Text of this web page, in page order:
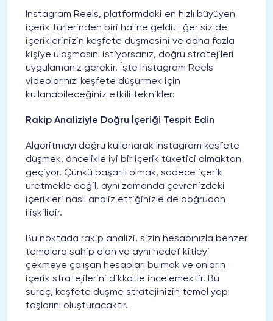
Instagram Reels, platformdaki en hızlı büyüyen
içerik türlerinden biri haline geldi. Eğer siz de
içeriklerinizin keşfete düşmesini ve daha fazla
kişiye ulaşmasını istiyorsanız, doğru stratejileri
uygulamanız gerekir. İşte Instagram Reels
videolarınızı keşfete düşürmek için
kullanabileceğiniz etkili teknikler:
Rakip Analiziyle Doğru İçeriği Tespit Edin
Algoritmayı doğru kullanarak Instagram keşfete
düşmek, öncelikle iyi bir içerik tüketici olmaktan
geçiyor. Çünkü başarılı olmak, sadece içerik
üretmekle değil, aynı zamanda çevrenizdeki
içerikleri nasıl analiz ettiğinizle de doğrudan
ilişkilidir.
Bu noktada rakip analizi, sizin hesabınızla benzer
temalara sahip olan ve aynı hedef kitleyi
çekmeye çalışan hesapları bulmak ve onların
içerik stratejilerini dikkatle incelemektir. Bu
süreç, keşfete düşme stratejinizin temel yapı
taşlarını oluşturacaktır.